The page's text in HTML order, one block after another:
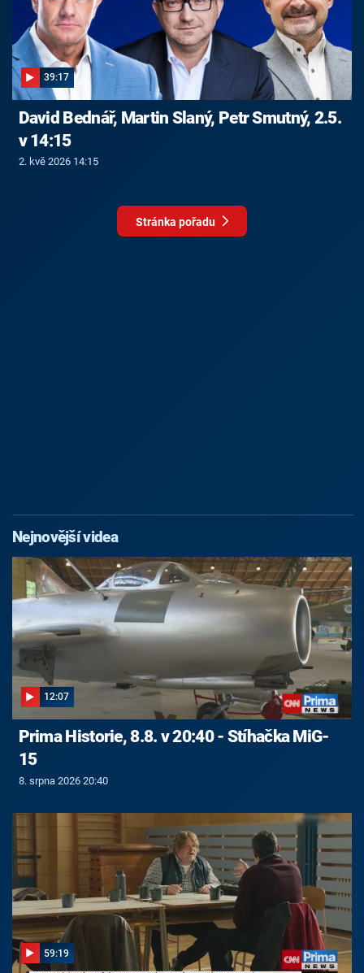
39:17
David Bednář, Martin Slaný, Petr Smutný, 2.5.
v 14:15
2. kvě 2026 14:15
Stránka pořadu
Nejnovější videa
12:07
Prima Historie, 8.8. v 20:40 - Stíhačka MiG-
15
8. srpna 2026 20:40
59:19